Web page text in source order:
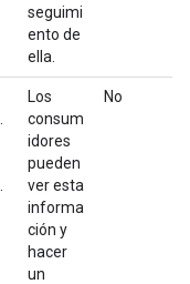
seguimi
ento de
ella.
Los
consum
idores
pueden
ver esta
informa
ción y
hacer
un
No